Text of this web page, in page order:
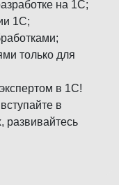
на 1С;
1С;
только для
в 1С!
в
развивайтесь